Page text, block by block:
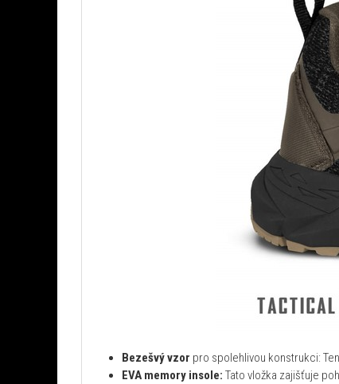
Bezešvý vzor pro spolehlivou konstrukci:
EVA memory insole: Tato vložka zajišťuje